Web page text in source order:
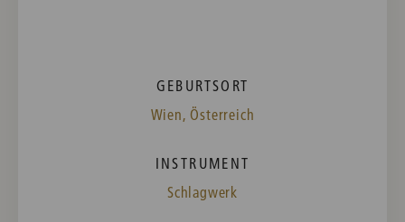
GEBURTSORT
Wien, Österreich
INSTRUMENT
Schlagwerk